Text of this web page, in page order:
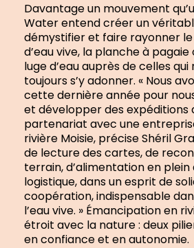
Davantage un mouvement
Water entend créer un
démystifier et faire rayonner
d’eau vive, la planche à pagaie
luge d’eau auprès de celles qui
toujours s’y adonner. « Nous
cette dernière année pour
et développer des expéditions
partenariat avec une
rivière Moisie, précise Shéril
de lecture des cartes, de
terrain, d’alimentation en plein
logistique, dans un esprit de
coopération, indispensable
l’eau vive. » Émancipation en
étroit avec la nature : deux
en confiance et en autonomie.